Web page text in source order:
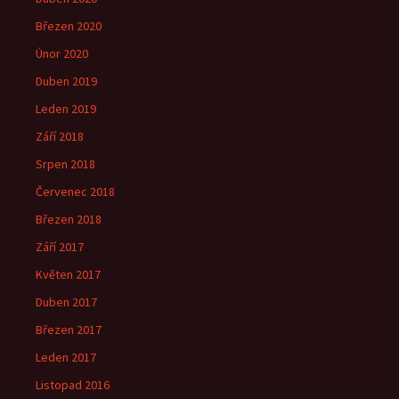
Březen 2020
Únor 2020
Duben 2019
Leden 2019
Září 2018
Srpen 2018
Červenec 2018
Březen 2018
Září 2017
Květen 2017
Duben 2017
Březen 2017
Leden 2017
Listopad 2016